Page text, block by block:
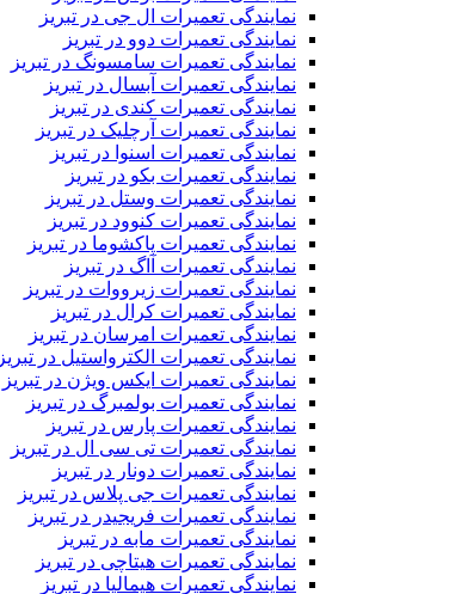
نمایندگی تعمیرات ال جی در تبریز
نمایندگی تعمیرات دوو در تبریز
نمایندگی تعمیرات سامسونگ در تبریز
نمایندگی تعمیرات آبسال در تبریز
نمایندگی تعمیرات کندی در تبریز
نمایندگی تعمیرات آرچلیک در تبریز
نمایندگی تعمیرات اسنوا در تبریز
نمایندگی تعمیرات بکو در تبریز
نمایندگی تعمیرات وستل در تبریز
نمایندگی تعمیرات کنوود در تبریز
نمایندگی تعمیرات پاکشوما در تبریز
نمایندگی تعمیرات آاگ در تبریز
نمایندگی تعمیرات زیرووات در تبریز
نمایندگی تعمیرات کرال در تبریز
نمایندگی تعمیرات امرسان در تبریز
نمایندگی تعمیرات الکترواستیل در تبریز
نمایندگی تعمیرات ایکس ویژن در تبریز
نمایندگی تعمیرات بولمبرگ در تبریز
نمایندگی تعمیرات پارس در تبریز
نمایندگی تعمیرات تی سی ال در تبریز
نمایندگی تعمیرات دونار در تبریز
نمایندگی تعمیرات جی پلاس در تبریز
نمایندگی تعمیرات فریجیدر در تبریز
نمایندگی تعمیرات مابه در تبریز
نمایندگی تعمیرات هیتاچی در تبریز
نمایندگی تعمیرات هیمالیا در تبریز